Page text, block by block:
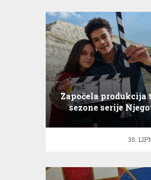
Započela produkcija
sezone serije
mračna građa
30.